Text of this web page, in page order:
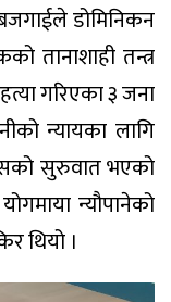
डोमिनिकन
तानाशाही तन्त्र
गरिएका ३ जना
न्यायका लागि
सुरुवात भएको
न्यौपानेको
थियो ।